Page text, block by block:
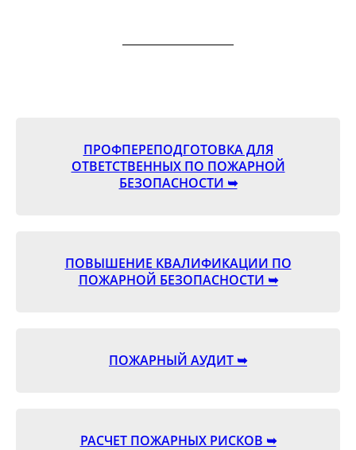
ПРОФПЕРЕПОДГОТОВКА ДЛЯ
ОТВЕТСТВЕННЫХ ПО ПОЖАРНОЙ
БЕЗОПАСНОСТИ ➥
ПОВЫШЕНИЕ КВАЛИФИКАЦИИ ПО
ПОЖАРНОЙ БЕЗОПАСНОСТИ ➥
ПОЖАРНЫЙ АУДИТ ➥
РАСЧЕТ ПОЖАРНЫХ РИСКОВ ➥